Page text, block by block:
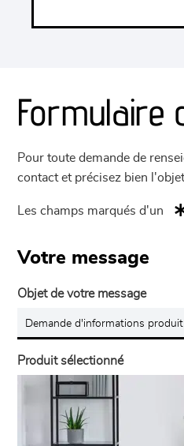
Formulaire
Pour toute demande de
contact et précisez bien
Les champs marqués d'un
Votre message
Objet de votre message
Produit sélectionné